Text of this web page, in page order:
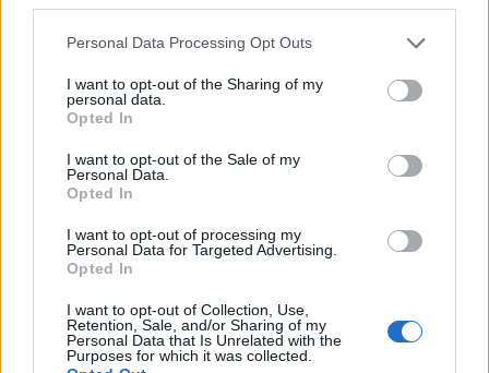
Personal Data Processing Opt Outs
I want to opt-out of the Sharing of my
personal data.
Opted In
I want to opt-out of the Sale of my
Personal Data.
Opted In
I want to opt-out of processing my
Personal Data for Targeted Advertising.
Opted In
I want to opt-out of Collection, Use,
Retention, Sale, and/or Sharing of my
Personal Data that Is Unrelated with the
Purposes for which it was collected.
TEST MEDICINA 2016:
AGGIORNAMENTI LIVE SUL
In seguito al test d’ingresso di Medicina e
Odontoiatria si è scatenato un marasma di
supposizioni e previsioni, in particolare sui
Social, dove gli aspiranti camici bianchi ci
forniscono ogni giorno informazioni